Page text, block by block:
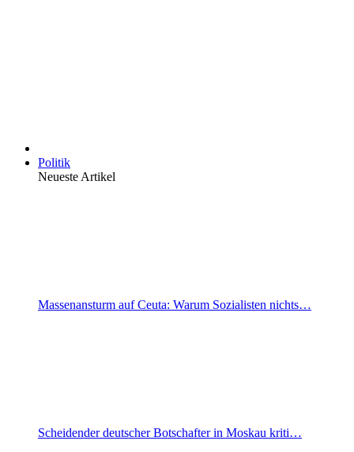
Politik
Neueste Artikel
Massenansturm auf Ceuta: Warum Sozialisten nichts…
Scheidender deutscher Botschafter in Moskau kriti…